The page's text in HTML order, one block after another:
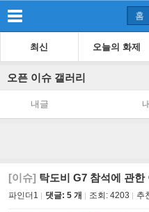
홈
최신 오늘의 화제
오픈 이슈 갤러리
내글
[이슈] 탁도비 G7 참석에 관한
파인더1 댓글: 5 개 조회: 4203 추